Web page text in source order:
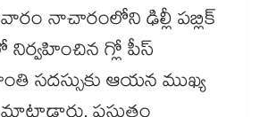
నాచారంలోని ఢిల్లీ పబ్లిక్
గ్లో పీస్
సదస్సుకు ఆయన ముఖ్య